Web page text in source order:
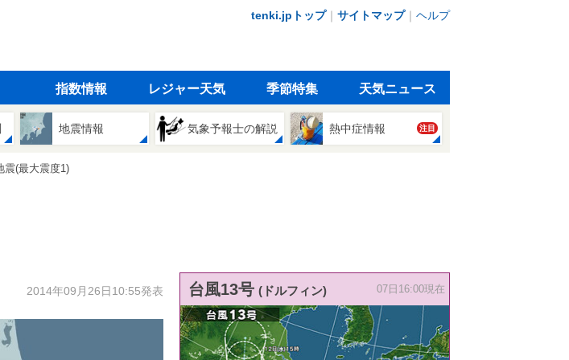
tenki.jpトップ｜ サイトマップ｜ ヘルプ
指数情報 レジャー天気 季節特集 天気ニュース
地震情報 気象予報士の解説 熱中症情報 注目
震(最大震度1)
2014年09月26日10:55発表 台風13号 (ドルフィン) 07日16:00現在